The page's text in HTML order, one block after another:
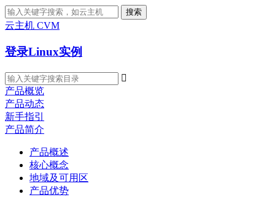
搜索
云主机 CVM
登录Linux实例

产品概览
产品动态
新手指引
产品简介
产品概述
核心概念
地域及可用区
产品优势